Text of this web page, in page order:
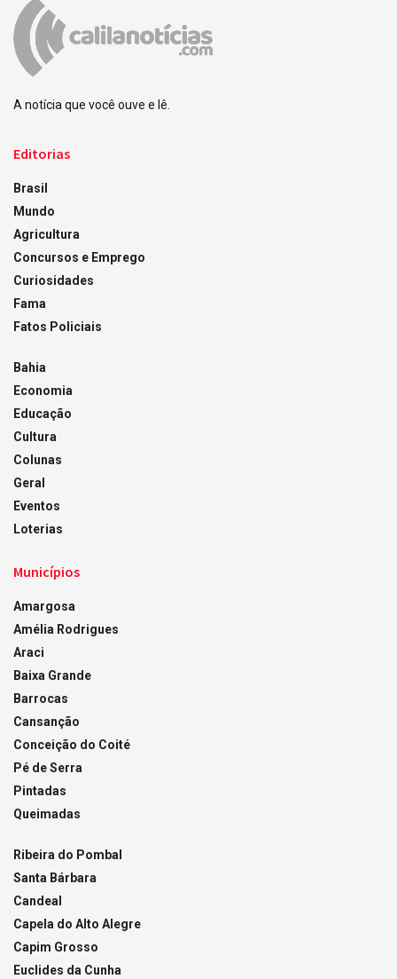
A notícia que você ouve e lê.
Editorias
Brasil
Mundo
Agricultura
Concursos e Emprego
Curiosidades
Fama
Fatos Policiais
Bahia
Economia
Educação
Cultura
Colunas
Geral
Eventos
Loterias
Municípios
Amargosa
Amélia Rodrigues
Araci
Baixa Grande
Barrocas
Cansanção
Conceição do Coité
Pé de Serra
Pintadas
Queimadas
Ribeira do Pombal
Santa Bárbara
Candeal
Capela do Alto Alegre
Capim Grosso
Euclides da Cunha